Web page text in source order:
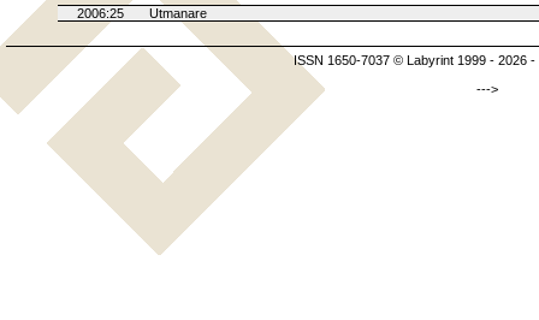
2006:25
Utmanare
ISSN 1650-7037 © Labyrint 1999 - 2026 -
--->